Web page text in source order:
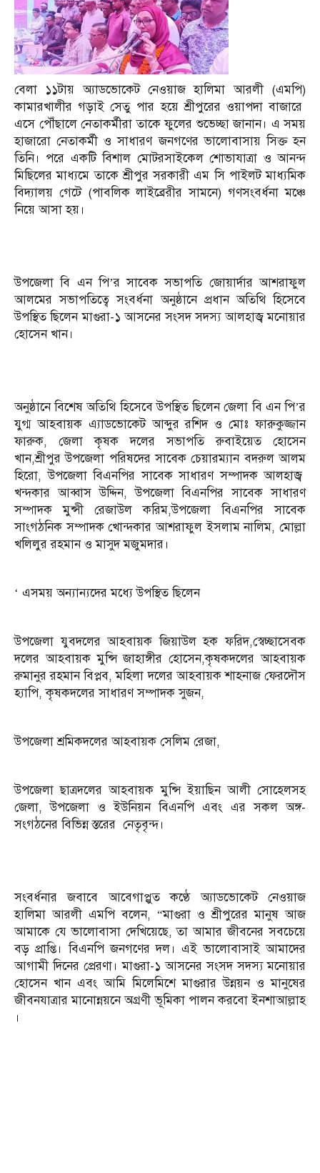
বেলা ১১টায় অ্যাডভোকেট নেওয়াজ হালিমা আরলী (এমপি)
কামারখালীর গড়াই সেতু পার হয়ে শ্রীপুরের ওয়াপদা বাজারে
এসে পৌঁছালে নেতাকর্মীরা তাকে ফুলের শুভেচ্ছা জানান। এ সময়
হাজারো নেতাকর্মী ও সাধারণ জনগণের ভালোবাসায় সিক্ত হন
তিনি। পরে একটি বিশাল মোটরসাইকেল শোভাযাত্রা ও আনন্দ
মিছিলের মাধ্যমে তাকে শ্রীপুর সরকারী এম সি পাইলট মাধ্যমিক
বিদ্যালয় গেটে (পাবলিক লাইব্রেরীর সামনে) গণসংবর্ধনা মঞ্চে
নিয়ে আসা হয়।
উপজেলা বি এন পি’র সাবেক সভাপতি জোয়ার্দার আশরাফুল
আলমের সভাপতিত্বে সংবর্ধনা অনুষ্ঠানে প্রধান অতিথি হিসেবে
উপস্থিত ছিলেন মাগুরা-১ আসনের সংসদ সদস্য আলহাজ্ব মনোয়ার
হোসেন খান।
অনুষ্ঠানে বিশেষ অতিথি হিসেবে উপস্থিত ছিলেন জেলা বি এন পি’র
যুগ্ম আহবায়ক এ্যাডভোকেট আব্দুর রশিদ ও মোঃ ফারুকুজ্জান
ফারুক, জেলা কৃষক দলের সভাপতি রুবাইয়েত হোসেন
খান,শ্রীপুর উপজেলা পরিষদের সাবেক চেয়ারম্যান বদরুল আলম
হিরো, উপজেলা বিএনপির সাবেক সাধারণ সম্পাদক আলহাজ্ব
খন্দকার আব্বাস উদ্দিন, উপজেলা বিএনপির সাবেক সাধারণ
সম্পাদক মুন্সী রেজাউল করিম,উপজেলা বিএনপির সাবেক
সাংগঠনিক সম্পাদক খোন্দকার আশরাফুল ইসলাম নালিম, মোল্লা
খলিলুর রহমান ও মাসুদ মজুমদার।
‘ এসময় অন্যান্যদের মধ্যে উপস্থিত ছিলেন
উপজেলা যুবদলের আহবায়ক জিয়াউল হক ফরিদ,স্বেচ্ছাসেবক
দলের আহবায়ক মুন্সি জাহাঙ্গীর হোসেন,কৃষকদলের আহবায়ক
রুমানুর রহমান বিপ্লব, মহিলা দলের আহবায়ক শাহনাজ ফেরদৌস
হ্যাপি, কৃষকদলের সাধারণ সম্পাদক সুজন,
উপজেলা শ্রমিকদলের আহবায়ক সেলিম রেজা,
উপজেলা ছাত্রদলের আহবায়ক মুন্সি ইয়াছিন আলী সোহেলসহ
জেলা, উপজেলা ও ইউনিয়ন বিএনপি এবং এর সকল অঙ্গ-
সংগঠনের বিভিন্ন স্তরের নেতৃবৃন্দ।
সংবর্ধনার জবাবে আবেগাপ্লুত কণ্ঠে অ্যাডভোকেট নেওয়াজ
হালিমা আরলী এমপি বলেন, “মাগুরা ও শ্রীপুরের মানুষ আজ
আমাকে যে ভালোবাসা দেখিয়েছে, তা আমার জীবনের সবচেয়ে
বড় প্রাপ্তি। বিএনপি জনগণের দল। এই ভালোবাসাই আমাদের
আগামী দিনের প্রেরণা। মাগুরা-১ আসনের সংসদ সদস্য মনোয়ার
হোসেন খান এবং আমি মিলেমিশে মাগুরার উন্নয়ন ও মানুষের
জীবনযাত্রার মানোন্নয়নে অগ্রণী ভূমিকা পালন করবো ইনশাআল্লাহ
।